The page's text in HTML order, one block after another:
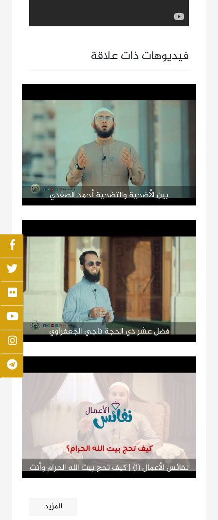
فيديوهات ذات علاقة
بين الأضحية والتضحية أحمد الصفدي
فضل عشر ذي الحجة ناجي الجعفراوي
نفائس الأعمال (1) | كيف تحج بيت الله الحرام وأنت
المزيد